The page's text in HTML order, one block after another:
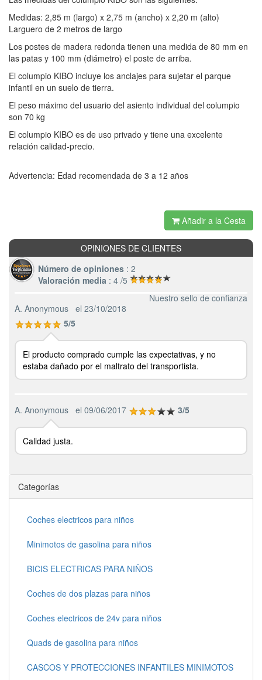
Medidas: 2,85 m (largo) x 2,75 m (ancho) x 2,20 m (alto)
Larguero de 2 metros de largo
Los postes de madera redonda tienen una medida de 80 mm en
las patas y 100 mm (diámetro) el poste de arriba.
El columpio KIBO incluye los anclajes para sujetar el parque
infantil en un suelo de tierra.
El peso máximo del usuario del asiento individual del columpio
son 70 kg
El columpio KIBO es de uso privado y tiene una excelente
relación calidad-precio.
Advertencia: Edad recomendada de 3 a 12 años
Añadir a la Cesta
OPINIONES DE CLIENTES
Número de opiniones : 2
Valoración media : 4 /5
Nuestro sello de confianza
A. Anonymous el 23/10/2018
5/5
El producto comprado cumple las expectativas, y no
estaba dañado por el maltrato del transportista.
A. Anonymous el 09/06/2017 3/5
Calidad justa.
Categorías
Coches electricos para niños
Minimotos de gasolina para niños
BICIS ELECTRICAS PARA NIÑOS
Coches de dos plazas para niños
Coches electricos de 24v para niños
Quads de gasolina para niños
CASCOS Y PROTECCIONES INFANTILES MINIMOTOS